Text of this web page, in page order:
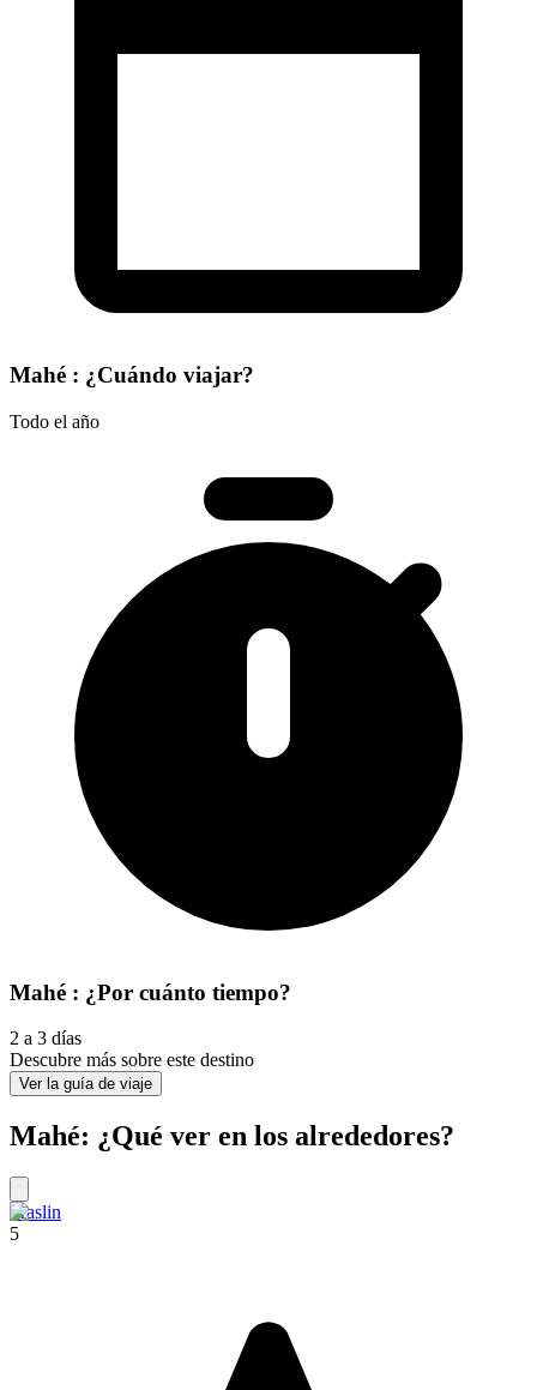
Mahé : ¿Cuándo viajar?
Todo el año
Mahé : ¿Por cuánto tiempo?
2 a 3 días
Descubre más sobre este destino
Ver la guía de viaje
Mahé: ¿Qué ver en los alrededores?
Praslin
5